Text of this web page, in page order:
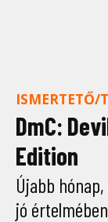
ISMERTETŐ/
DmC:
Edition
Újabb
jó